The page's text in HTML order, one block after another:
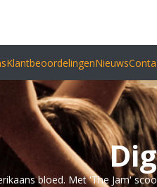
KlantbeoordelingenNieuws
bloed. Met 'The Jam'